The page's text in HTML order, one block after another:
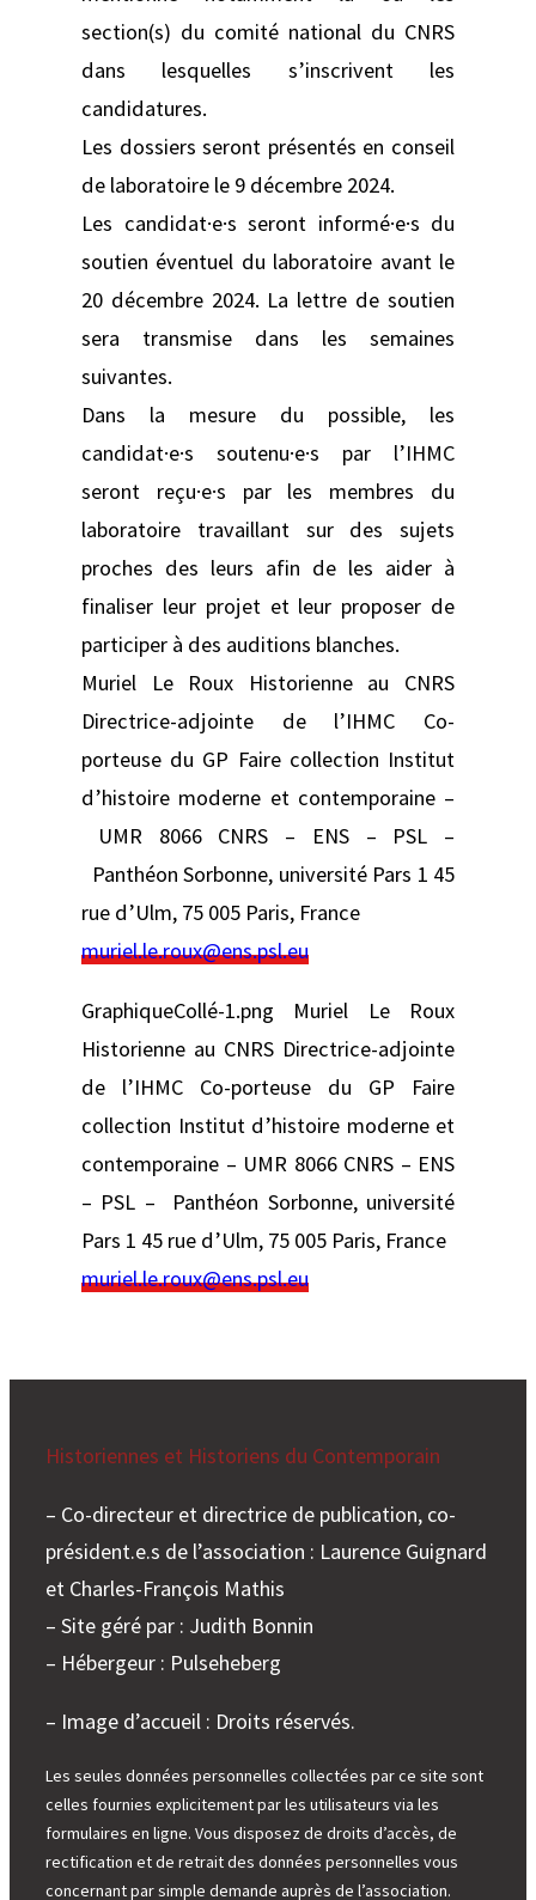
section(s) du comité national du CNRS
dans lesquelles s’inscrivent les
candidatures.
Les dossiers seront présentés en conseil
de laboratoire le 9 décembre 2024.
Les candidat·e·s seront informé·e·s du
soutien éventuel du laboratoire avant le
20 décembre 2024. La lettre de soutien
sera transmise dans les semaines
suivantes.
Dans la mesure du possible, les
candidat·e·s soutenu·e·s par l’IHMC
seront reçu·e·s par les membres du
laboratoire travaillant sur des sujets
proches des leurs afin de les aider à
finaliser leur projet et leur proposer de
participer à des auditions blanches.
Muriel Le Roux Historienne au CNRS
Directrice-adjointe de l’IHMC Co-
porteuse du GP Faire collection Institut
d’histoire moderne et contemporaine –
UMR 8066 CNRS – ENS – PSL –
Panthéon Sorbonne, université Pars 1 45
rue d’Ulm, 75 005 Paris, France
muriel.le.roux@ens.psl.eu
GraphiqueCollé-1.png Muriel Le Roux
Historienne au CNRS Directrice-adjointe
de l’IHMC Co-porteuse du GP Faire
collection Institut d’histoire moderne et
contemporaine – UMR 8066 CNRS – ENS
– PSL – Panthéon Sorbonne, université
Pars 1 45 rue d’Ulm, 75 005 Paris, France
muriel.le.roux@ens.psl.eu
Historiennes et Historiens du Contemporain
– Co-directeur et directrice de publication, co-
président.e.s de l’association : Laurence Guignard
et Charles-François Mathis
– Site géré par : Judith Bonnin
– Hébergeur : Pulseheberg
– Image d’accueil : Droits réservés.
Les seules données personnelles collectées par ce site sont
celles fournies explicitement par les utilisateurs via les
formulaires en ligne. Vous disposez de droits d’accès, de
rectification et de retrait des données personnelles vous
concernant par simple demande auprès de l’association.